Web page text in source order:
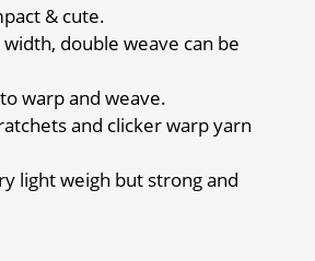
& cute.
double weave can be
warp and weave.
and clicker warp yarn
light weigh but strong and